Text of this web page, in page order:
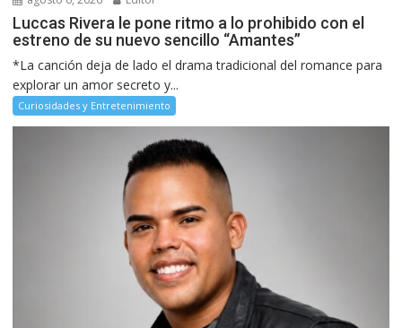
Luccas Rivera le pone ritmo a lo prohibido con el
estreno de su nuevo sencillo “Amantes”
*La canción deja de lado el drama tradicional del romance para
explorar un amor secreto y...
Curiosidades y Entretenimiento